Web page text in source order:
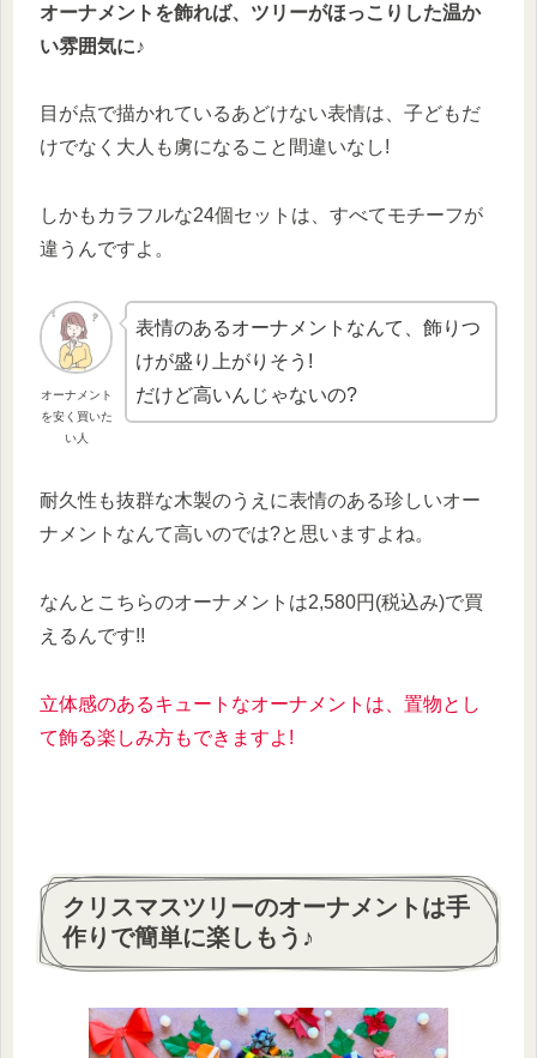
オーナメントを飾れば、ツリーがほっこりした温か
い雰囲気に♪
目が点で描かれているあどけない表情は、子どもだ
けでなく大人も虜になること間違いなし!
しかもカラフルな24個セットは、すべてモチーフが
違うんですよ。
オーナメント
を安く買いた
い人
表情のあるオーナメントなんて、飾りつ
けが盛り上がりそう!
だけど高いんじゃないの?
耐久性も抜群な木製のうえに表情のある珍しいオー
ナメントなんて高いのでは?と思いますよね。
なんとこちらのオーナメントは2,580円(税込み)で買
えるんです!!
立体感のあるキュートなオーナメントは、置物とし
て飾る楽しみ方もできますよ!
クリスマスツリーのオーナメントは手
作りで簡単に楽しもう♪